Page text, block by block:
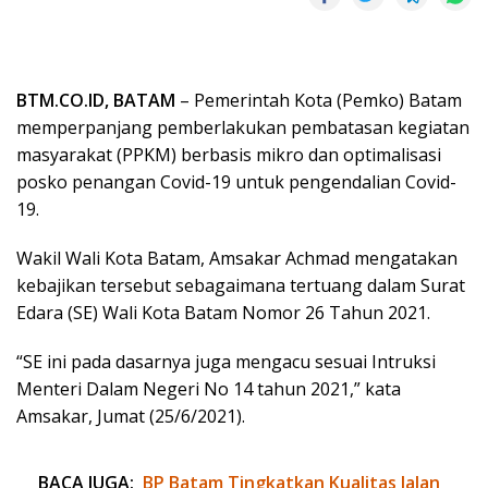
BTM.CO.ID, BATAM – Pemerintah Kota (Pemko) Batam
memperpanjang pemberlakukan pembatasan kegiatan
masyarakat (PPKM) berbasis mikro dan optimalisasi
posko penangan Covid-19 untuk pengendalian Covid-
19.
Wakil Wali Kota Batam, Amsakar Achmad mengatakan
kebajikan tersebut sebagaimana tertuang dalam Surat
Edara (SE) Wali Kota Batam Nomor 26 Tahun 2021.
“SE ini pada dasarnya juga mengacu sesuai Intruksi
Menteri Dalam Negeri No 14 tahun 2021,” kata
Amsakar, Jumat (25/6/2021).
BACA JUGA: BP Batam Tingkatkan Kualitas Jalan